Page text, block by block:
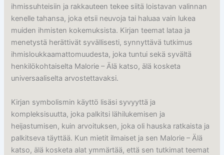
ihmissuhteisiin ja rakkauteen tekee siitä loistavan valinnan
kenelle tahansa, joka etsii neuvoja tai haluaa vain lukea
muiden ihmisten kokemuksista. Kirjan teemat lataa ja
menetystä herättivät syvällisesti, synnyttävä tutkimus
ihmisloukkaamattomuudesta, joka tuntui sekä syvältä
henkilökohtaiselta Malorie – Älä katso, älä kosketa
universaaliselta arvostettavaksi.
Kirjan symbolismin käyttö lisäsi syvyyttä ja
kompleksisuutta, joka palkitsi lähilukemisen ja
heijastumisen, kuin arvoituksen, joka oli hauska ratkaista ja
palkitseva täyttää. Kun mietit ilmaiset ja sen Malorie – Älä
katso, älä kosketa alat ymmärtää, että sen tutkimat teemat